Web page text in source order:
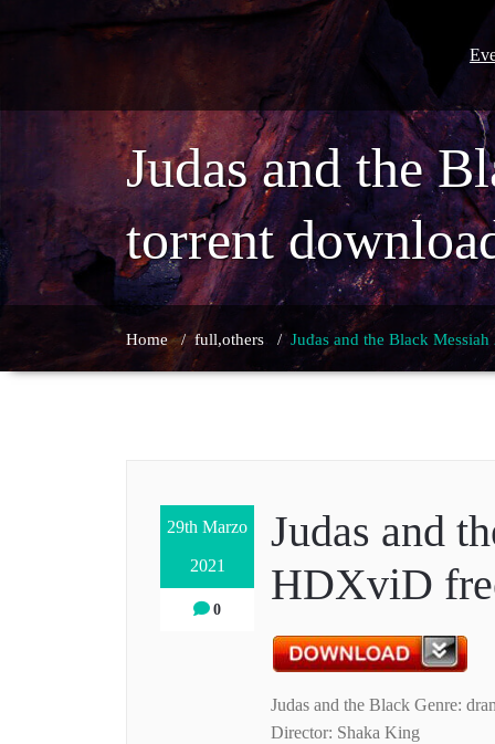
Judas and the
torrent
Home/full,others/Judas and the Black
29th Marzo
2021
0
Judas and
HDXviD
Judas and the Black Genre:
Director: Shaka King